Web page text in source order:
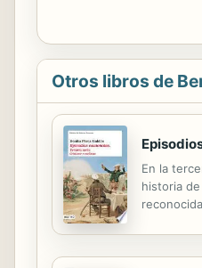
Otros libros de
En la
historia